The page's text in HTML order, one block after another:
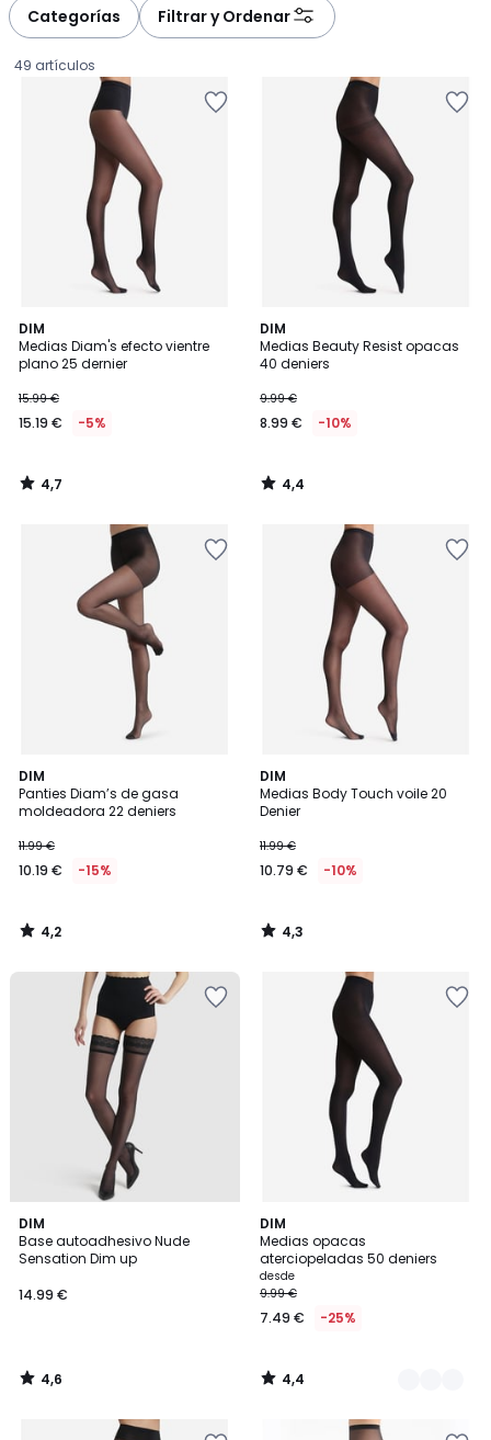
Categorías Filtrar y Ordenar
49 artículos
DIM
Medias Diam's efecto vientre
plano 25 dernier
€
en
de
15.99
15.99 €
15.19 € -5%
4,7
/ 5
4,7
/
DIM
Medias Beauty Resist opacas
40 deniers
9.99 €
8.99 € -10%
4,4
/ 5
4,4
/
DIM
Panties Diam’s de gasa
moldeadora 22 deniers
11.99 €
10.19 € -15%
4,2
/ 5
4,2
/
DIM
Medias Body Touch voile 20
Denier
11.99 €
10.79 € -10%
4,3
/ 5
4,3
/
DIM
Base autoadhesivo Nude
Sensation Dim up
14.99 €
4,6
/ 5
4,6
/
DIM
Medias opacas
aterciopeladas 50 deniers
desde
9.99 €
7.49 € -25%
4,4
/ 5
6
Colores
4,4
/